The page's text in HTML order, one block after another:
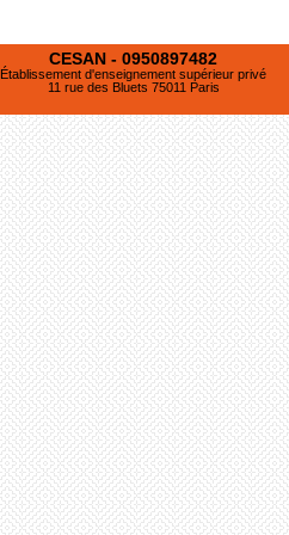
CESAN - 0950897482
Établissement d'enseignement supérieur privé
11 rue des Bluets 75011 Paris